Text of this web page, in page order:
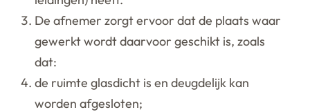
De afnemer zorgt ervoor dat de plaats waar
gewerkt wordt daarvoor geschikt is, zoals
dat:
de ruimte glasdicht is en deugdelijk kan
worden afgesloten;